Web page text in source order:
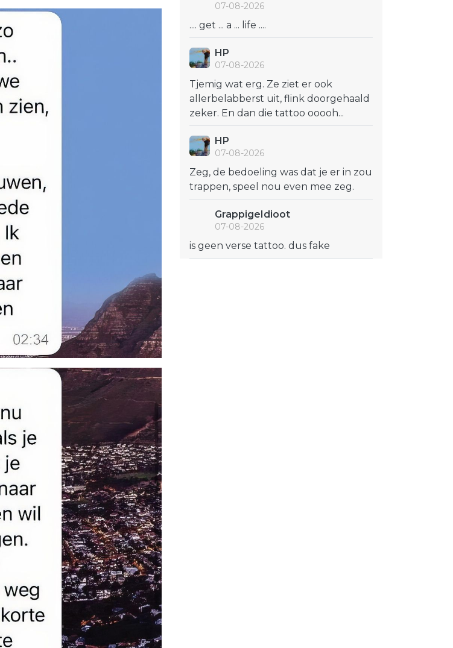
07-08-2026
.... get ... a ... life ....
HP
07-08-2026
Tjemig wat erg. Ze ziet er ook
allerbelabberst uit, flink doorgehaald
zeker. En dan die tattoo ooooh...
HP
07-08-2026
Zeg, de bedoeling was dat je er in zou
trappen, speel nou even mee zeg.
GrappigeIdioot
07-08-2026
is geen verse tattoo. dus fake